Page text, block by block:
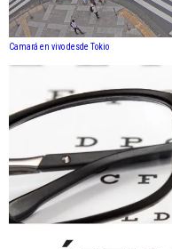
Camará en vivo desde Tokio